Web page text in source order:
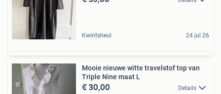
Kwintsheul 24 jul 26
Mooie nieuwe witte travelstof top van
Triple Nine maat L
€ 30,00 Details